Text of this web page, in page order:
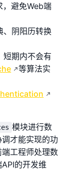
避免Web端
、阴阳历转换
短期内不会有
等算法实
模块进行数
才能实现的功
工程师处理数
的开发维